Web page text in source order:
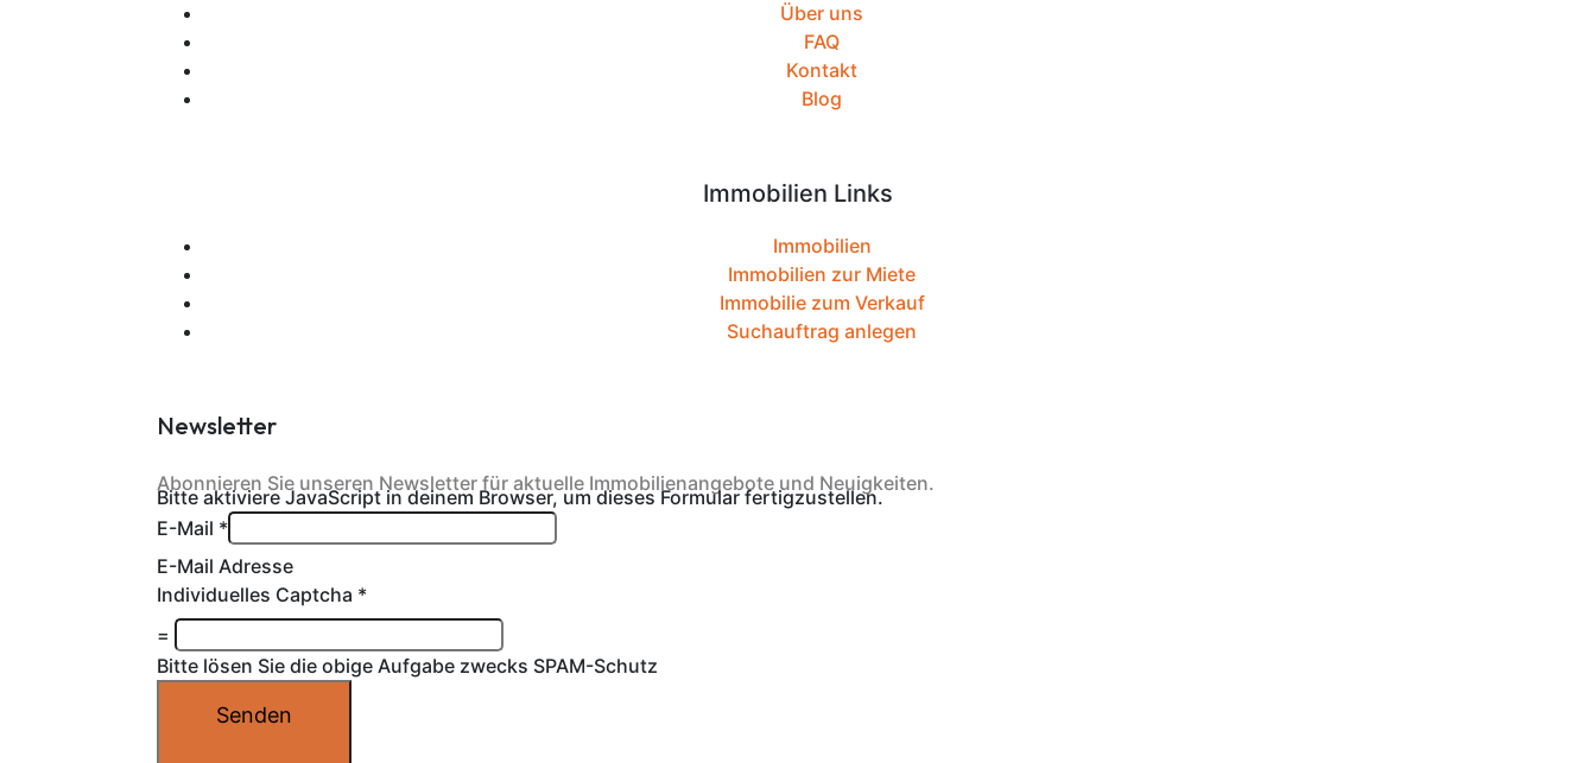
Über uns
FAQ
Kontakt
Blog
Immobilien Links
Immobilien
Immobilien zur Miete
Immobilie zum Verkauf
Suchauftrag anlegen
Newsletter
Abonnieren Sie unseren Newsletter für aktuelle Immobilienangebote und Neuigkeiten.
Bitte aktiviere JavaScript in deinem Browser, um dieses Formular fertigzustellen.
E-Mail *
E-Mail Adresse
Individuelles Captcha *
=
Bitte lösen Sie die obige Aufgabe zwecks SPAM-Schutz
Senden